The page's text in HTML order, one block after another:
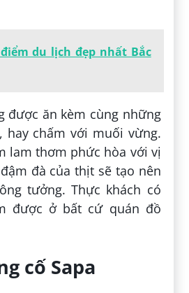
du lịch đẹp nhất Bắc
được ăn kèm cùng những
hay chấm với muối vừng.
lam thơm phức hòa với vị
đà của thịt sẽ tạo nên
tưởng. Thực khách có
được ở bất cứ quán đồ
cố Sapa